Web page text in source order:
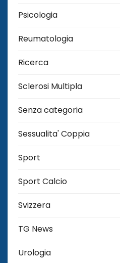
Psicologia
Reumatologia
Ricerca
Sclerosi Multipla
Senza categoria
Sessualita' Coppia
Sport
Sport Calcio
Svizzera
TG News
Urologia